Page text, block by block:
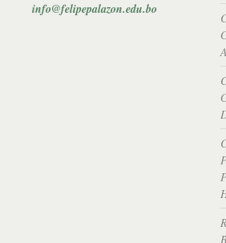
info@felipepalazon.edu.bo